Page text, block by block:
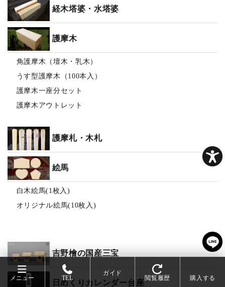
経木塔婆・水塔婆
護摩木
角護摩木（壇木・乳木）
うす型護摩木（100本入）
護摩木一座分セット
護摩木アウトレット
護摩札・木札
絵馬
白木絵馬(1枚入)
オリジナル絵馬(10枚入)
吉野檜の国産三宝
日めくりカレンダー台座
メニュー TEL
ガイド
閲覧履歴 購入する